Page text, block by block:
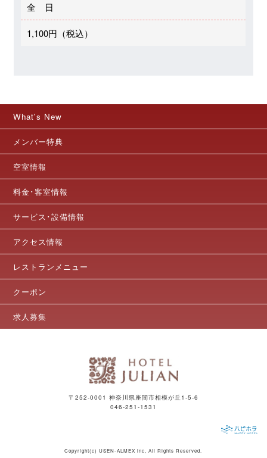
全 日
1,100円（税込）
What's New
メンバー特典
空室情報
料金･客室情報
サービス･設備情報
アクセス情報
レストランメニュー
クーポン
求人募集
〒252-0001 神奈川県座間市相模が丘1-5-6
046-251-1531
Copyright(c)USEN-ALMEX inc, All Rights Reserved.